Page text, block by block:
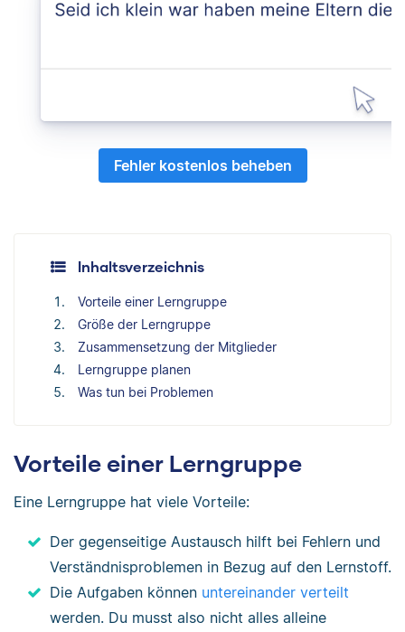
Fehler kostenlos beheben
Inhaltsverzeichnis
Vorteile einer Lerngruppe
Größe der Lerngruppe
Zusammensetzung der Mitglieder
Lerngruppe planen
Was tun bei Problemen
Vorteile einer Lerngruppe
Eine Lerngruppe hat viele Vorteile:
Der gegenseitige Austausch hilft bei Fehlern und
Verständnisproblemen in Bezug auf den Lernstoff.
Die Aufgaben können untereinander verteilt
werden. Du musst also nicht alles alleine